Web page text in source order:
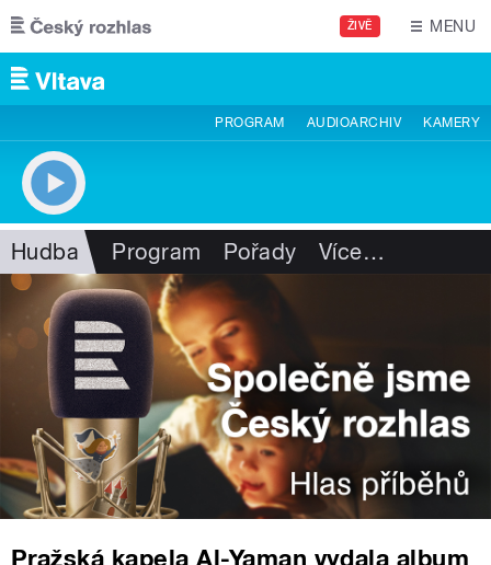
Přejít k hlavnímu obsahu
ŽIVĚ MENU
PROGRAM AUDIOARCHIV KAMERY
Hudba Program Pořady Více…
Pražská kapela Al-Yaman vydala album